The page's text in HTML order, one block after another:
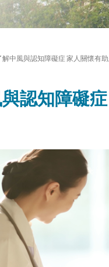
解中風與認知障礙症 家人關懷有
認知障礙